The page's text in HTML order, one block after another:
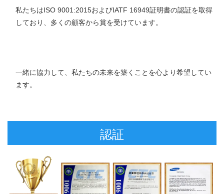
私たちはISO 9001:2015およびIATF 16949証明書の認証を取得
しており、多くの顧客から賞を受けています。
一緒に協力して、私たちの未来を築くことを心より希望してい
ます。
認証